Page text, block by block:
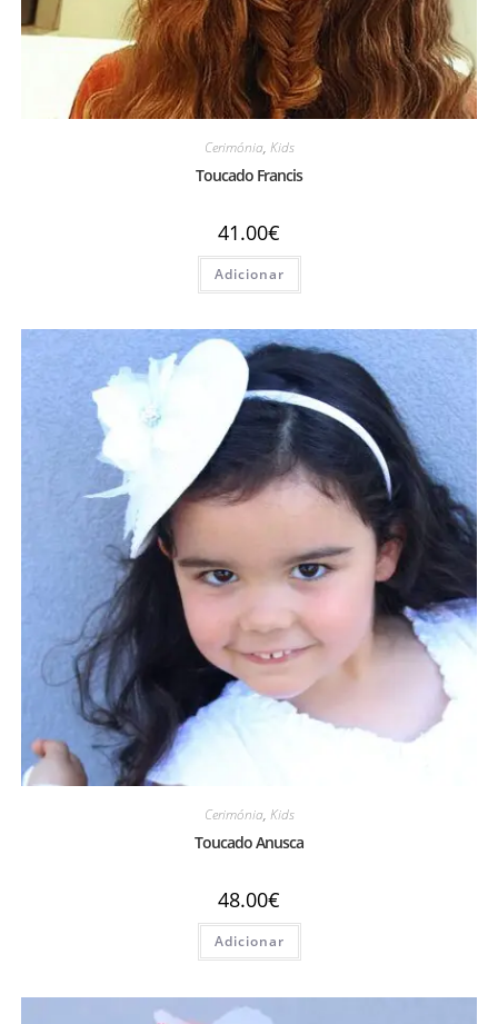
Cerimónia, Kids
Toucado Francis
41.00€
Adicionar
Cerimónia, Kids
Toucado Anusca
48.00€
Adicionar